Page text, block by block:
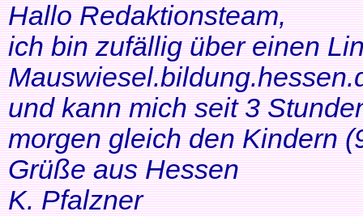
Hallo Redaktionsteam,
ich bin zufällig über einen
und kann mich seit 3
morgen gleich den Kindern
Grüße aus Hessen
K. Pfalzner